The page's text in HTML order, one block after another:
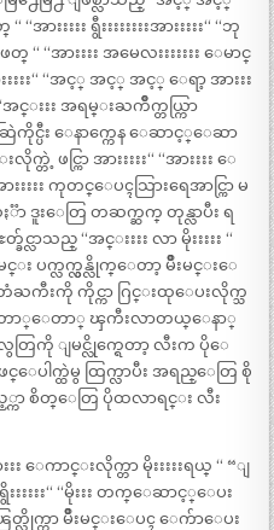
းးး ရွီးးးးးးးးအားးးးး“ “ဘု
အားးးး အမေလးးးးးးး ေမာင္
းးး“ “အင့္ အင့္ အင့္ ေရာ့ အားးး
င္းးး အရမ္းႀကိဳက္တယ္ကြာ
ဆြဲကိုင္ပီး ေနာက္ကေန ေဆာင့္ေဆာ
ဖင္ကြာ အားးးးး“ “အားးးး ေ
းးးး ကုတင္ေပၚသြားရေအာင္ကြာ မ
ဒူးေတြ တဆက္ဆက္ တုန္လာပီး ရ
လာသည္ “အင္းးးး လာ မိုးးးးး “
း ပက္လက္လွန္လိုက္ေတာ့ မ်ိဳးမင္းေ
တံႀကီးကို ကိုင္ကာ ဂြင္းထုေပးလိုက္သ
ေတာ္ေတာ္ ၾကီးလာတယ္ေနာ္
တြကို ျမင္လိုက္ရေတာ့ လီးက ပိုေ
င္ေပါက္ထဲမွ ထြက္လာပီး အရည္ေတြ စို
စိတ္ေတြ ပိုထလာရင္း လီး
း ေကာင္းလိုက္တာ မိုးးးးးရယ္ “ “ျ
းးးးးး“ “မိုးးး တက္ေဆာင့္ေပး
ၽြတ္လိုက္ကာ မ်ိဳးမင္းေပၚ ေက်ာေပး